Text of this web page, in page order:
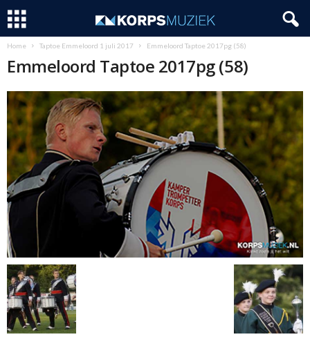
Home Taptoe Emmeloord 1 juli 2017 Emmeloord Taptoe 2017pg (58)
Emmeloord Taptoe 2017pg (58)